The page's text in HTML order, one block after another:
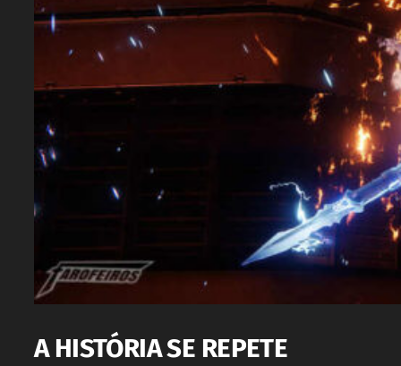
A HISTÓRIA SE REPETE